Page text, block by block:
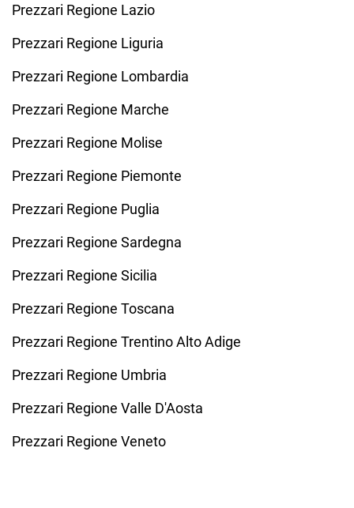
Prezzari Regione Lazio
Prezzari Regione Liguria
Prezzari Regione Lombardia
Prezzari Regione Marche
Prezzari Regione Molise
Prezzari Regione Piemonte
Prezzari Regione Puglia
Prezzari Regione Sardegna
Prezzari Regione Sicilia
Prezzari Regione Toscana
Prezzari Regione Trentino Alto Adige
Prezzari Regione Umbria
Prezzari Regione Valle D'Aosta
Prezzari Regione Veneto